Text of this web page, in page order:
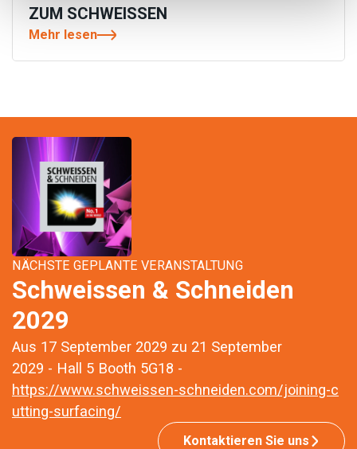
ZUM SCHWEISSEN
Mehr lesen
NÄCHSTE GEPLANTE VERANSTALTUNG
Schweissen & Schneiden
2029
Aus 17 September 2029 zu 21 September
2029 - Hall 5 Booth 5G18 -
https://www.schweissen-schneiden.com/joining-c
utting-surfacing/
Kontaktieren Sie uns